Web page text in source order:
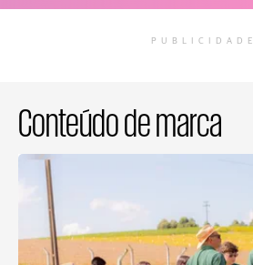
PUBLICIDADE
Conteúdo de marca